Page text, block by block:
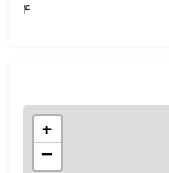
4
+
−